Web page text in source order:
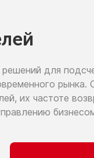
для
рынка.
их частоте